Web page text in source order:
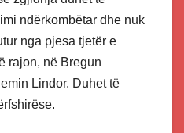
ndërkombëtar dhe nuk
nga pjesa tjetër e
rajon, në Bregun
Lindor. Duhet të